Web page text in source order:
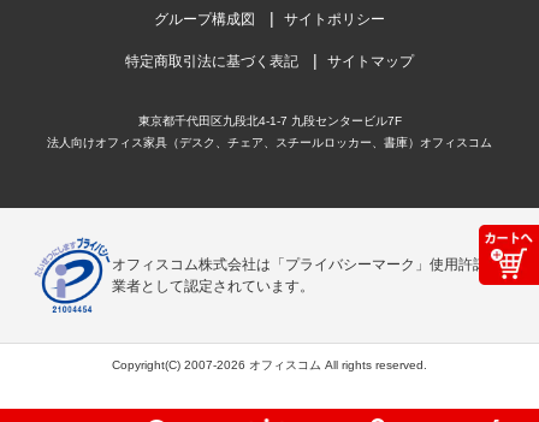
グループ構成図 サイトポリシー
特定商取引法に基づく表記 サイトマップ
東京都千代田区九段北4-1-7 九段センタービル7F
法人向けオフィス家具（デスク、チェア、スチールロッカー、書庫）オフィスコム
オフィスコム株式会社は「プライバシーマーク」使用許諾事
業者として認定されています。
Copyright(C) 2007-2026 オフィスコム All rights reserved.